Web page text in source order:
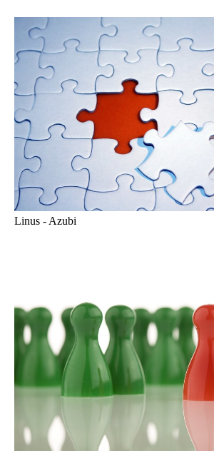
Linus - Azubi